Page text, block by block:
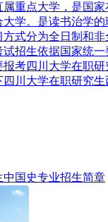
属重点大学，是国
学。是读书治学
式分为全日制和非
招生依据国家统
考四川大学在职
川大学在职研究
中国史专业招生简章